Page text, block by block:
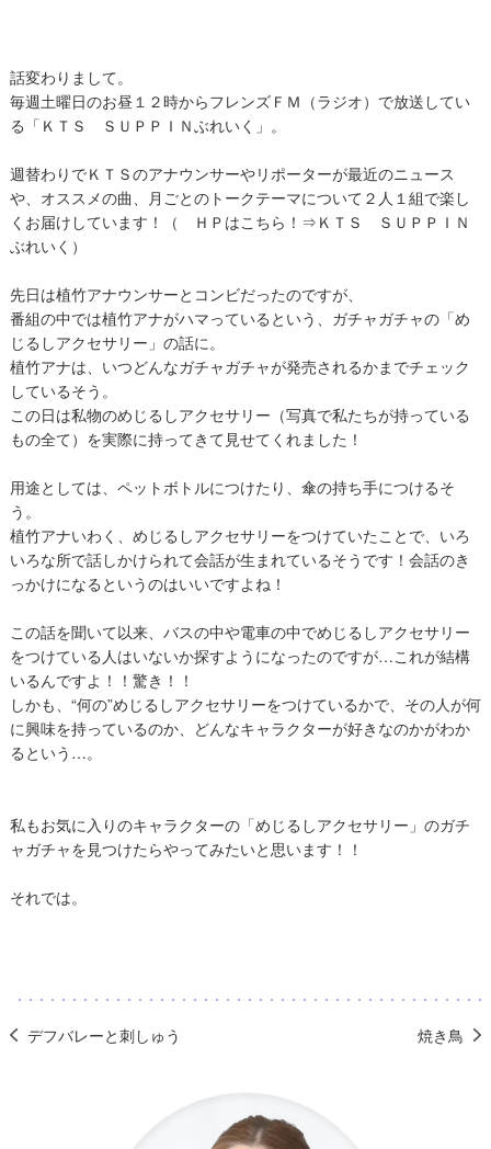
話変わりまして。
毎週土曜日のお昼１２時からフレンズＦＭ（ラジオ）で放送してい
る「ＫＴＳ ＳＵＰＰＩＮぶれいく」。
週替わりでＫＴＳのアナウンサーやリポーターが最近のニュース
や、オススメの曲、月ごとのトークテーマについて２人１組で楽し
くお届けしています！（ ＨＰはこちら！⇒ ＫＴＳ ＳＵＰＰＩＮ
ぶれいく ）
先日は植竹アナウンサーとコンビだったのですが、
番組の中では植竹アナがハマっているという、ガチャガチャの「め
じるしアクセサリー」の話に。
植竹アナは、いつどんなガチャガチャが発売されるかまでチェック
しているそう。
この日は私物のめじるしアクセサリー（写真で私たちが持っている
もの全て）を実際に持ってきて見せてくれました！
用途としては、ペットボトルにつけたり、傘の持ち手につけるそ
う。
植竹アナいわく、めじるしアクセサリーをつけていたことで、いろ
いろな所で話しかけられて会話が生まれているそうです！会話のき
っかけになるというのはいいですよね！
この話を聞いて以来、バスの中や電車の中でめじるしアクセサリー
をつけている人はいないか探すようになったのですが…これが結構
いるんですよ！！驚き！！
しかも、“何の”めじるしアクセサリーをつけているかで、その人が何
に興味を持っているのか、どんなキャラクターが好きなのかがわか
るという…。
私もお気に入りのキャラクターの「めじるしアクセサリー」のガチ
ャガチャを見つけたらやってみたいと思います！！
それでは。
デフバレーと刺しゅう 焼き鳥